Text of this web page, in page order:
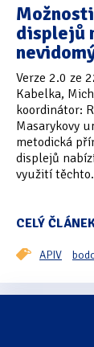
displejů
Verze 2.0 ze
Kabelka,
koordinátor:
Masarykovy
metodická
displejů
využití
CELÝ
APIV